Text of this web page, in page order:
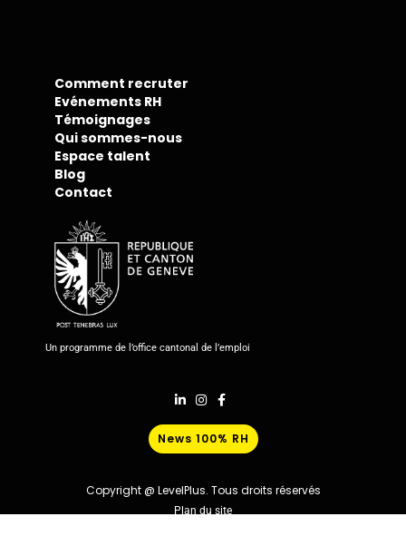
Comment recruter
Evénements RH
Témoignages
Qui sommes-nous
Espace talent
Blog
Contact
Un programme de l’office cantonal de l’emploi
News 100% RH
Copyright @ LevelPlus. Tous droits réservés
Plan du site